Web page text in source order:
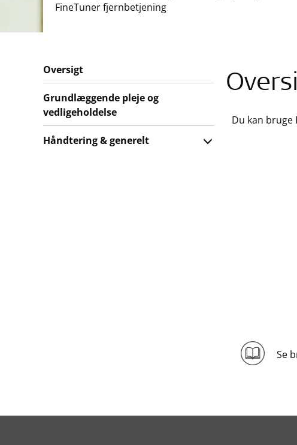
FineTuner fjernbetjening
Du kan bruge
Se
Oversigt
Grundlæggende pleje og
vedligeholdelse
Håndtering & generelt